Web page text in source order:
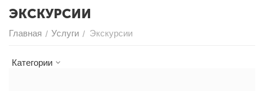
ЭКСКУРСИИ
Главная / Услуги / Экскурсии
Категории